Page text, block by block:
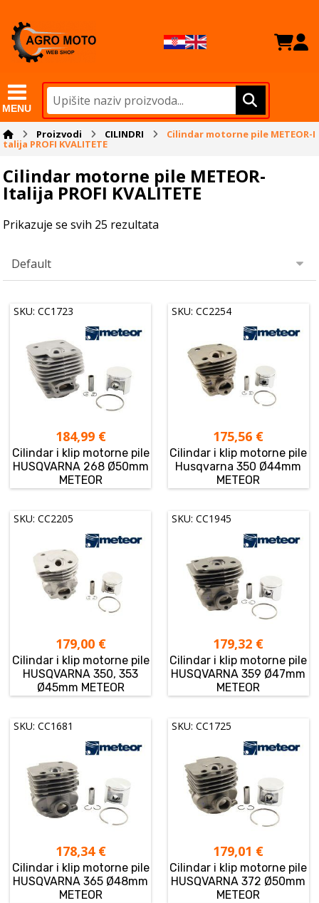
MENU
Proizvodi CILINDRI Cilindar motorne pile METEOR-I
talija PROFI KVALITETE
Cilindar motorne pile METEOR-
Italija PROFI KVALITETE
Prikazuje se svih 25 rezultata
SKU: CC1723
184,99 €
Cilindar i klip motorne pile
HUSQVARNA 268 Ø50mm
METEOR
SKU: CC2254
175,56 €
Cilindar i klip motorne pile
Husqvarna 350 Ø44mm
METEOR
SKU: CC2205
179,00 €
Cilindar i klip motorne pile
HUSQVARNA 350, 353
Ø45mm METEOR
SKU: CC1945
179,32 €
Cilindar i klip motorne pile
HUSQVARNA 359 Ø47mm
METEOR
SKU: CC1681
178,34 €
Cilindar i klip motorne pile
HUSQVARNA 365 Ø48mm
METEOR
SKU: CC1725
179,01 €
Cilindar i klip motorne pile
HUSQVARNA 372 Ø50mm
METEOR